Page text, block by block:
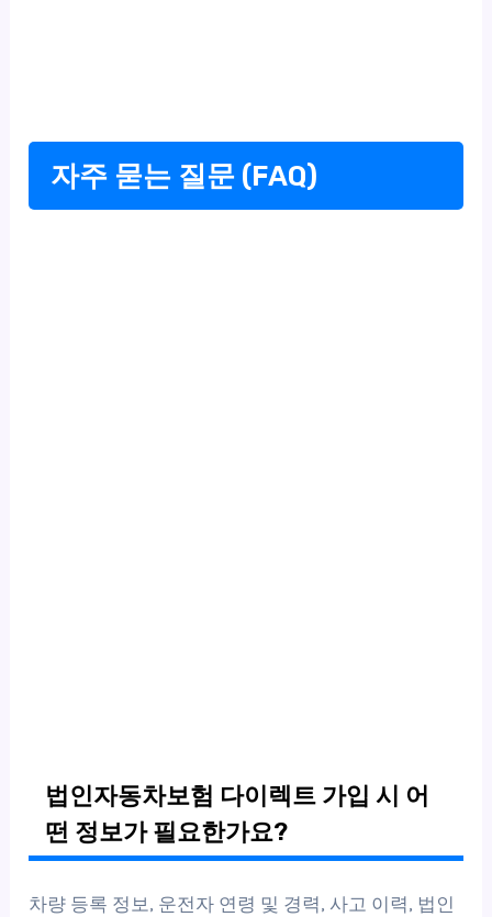
자주 묻는 질문 (FAQ)
법인자동차보험 다이렉트 가입 시 어
떤 정보가 필요한가요?
차량 등록 정보, 운전자 연령 및 경력, 사고 이력, 법인